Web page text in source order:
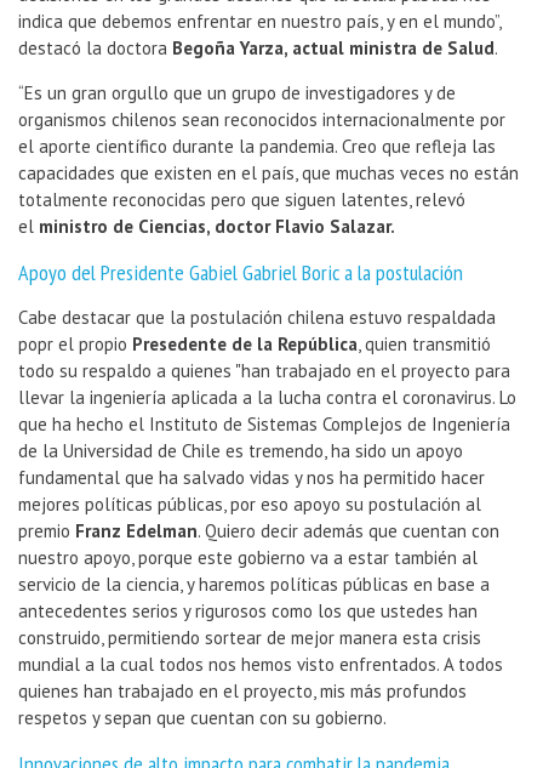
indica que debemos enfrentar en nuestro país, y en el mundo”,
destacó la doctora Begoña Yarza, actual ministra de Salud.
“Es un gran orgullo que un grupo de investigadores y de
organismos chilenos sean reconocidos internacionalmente por
el aporte científico durante la pandemia. Creo que refleja las
capacidades que existen en el país, que muchas veces no están
totalmente reconocidas pero que siguen latentes, relevó
el ministro de Ciencias, doctor Flavio Salazar.
Apoyo del Presidente Gabiel Gabriel Boric a la postulación
Cabe destacar que la postulación chilena estuvo respaldada
popr el propio Presedente de la República, quien transmitió
todo su respaldo a quienes "han trabajado en el proyecto para
llevar la ingeniería aplicada a la lucha contra el coronavirus. Lo
que ha hecho el Instituto de Sistemas Complejos de Ingeniería
de la Universidad de Chile es tremendo, ha sido un apoyo
fundamental que ha salvado vidas y nos ha permitido hacer
mejores políticas públicas, por eso apoyo su postulación al
premio Franz Edelman. Quiero decir además que cuentan con
nuestro apoyo, porque este gobierno va a estar también al
servicio de la ciencia, y haremos políticas públicas en base a
antecedentes serios y rigurosos como los que ustedes han
construido, permitiendo sortear de mejor manera esta crisis
mundial a la cual todos nos hemos visto enfrentados. A todos
quienes han trabajado en el proyecto, mis más profundos
respetos y sepan que cuentan con su gobierno.